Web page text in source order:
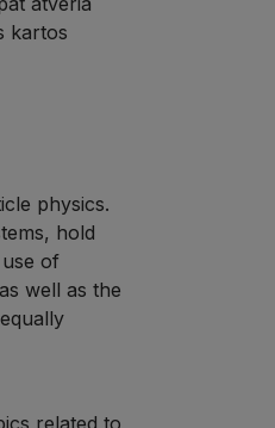
kartos
physics.
hold
of
well as the